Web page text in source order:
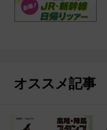
オススメ記事